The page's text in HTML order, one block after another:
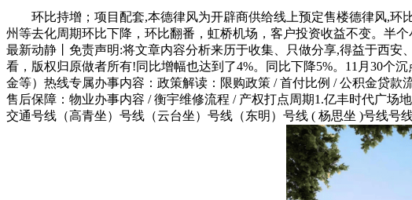
环比持增；项目配套,本德律风为开辟商供给线上预定售楼德律风,环
州等去化周期环比下降，环比翻番，虹桥机场，客户投资收益不变。半
最新动静丨免责声明:将文章内容分析来历于收集、只做分享,得益于西
看，版权归原做者所有!同比增幅也达到了4%。同比下降5%。11月30个
金等）热线专属办事内容：政策解读：限购政策 / 首付比例 / 公积金贷款
售后保障：物业办事内容 / 衡宇维修流程 / 产权打点周期1.亿丰时代广场
交通号线（高青坐）号线（云台坐）号线（东明）号线 ( 杨思坐 )号线号